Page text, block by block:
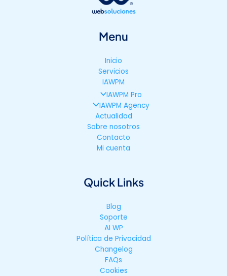
Menu
Inicio
Servicios
IAWPM
IAWPM Pro
IAWPM Agency
Actualidad
Sobre nosotros
Contacto
Mi cuenta
Quick Links
Blog
Soporte
AI WP
Política de Privacidad
Changelog
FAQs
Cookies